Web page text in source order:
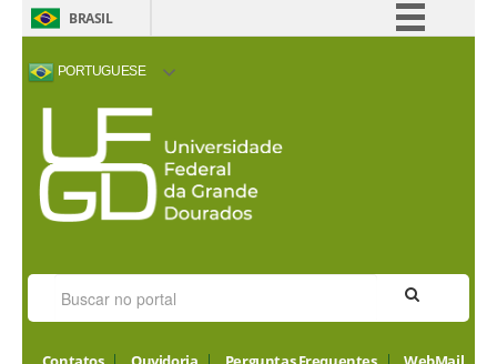
BRASIL
PORTUGUESE
ACESSIBILIDADE ALTO CONTRASTE
VISITORS